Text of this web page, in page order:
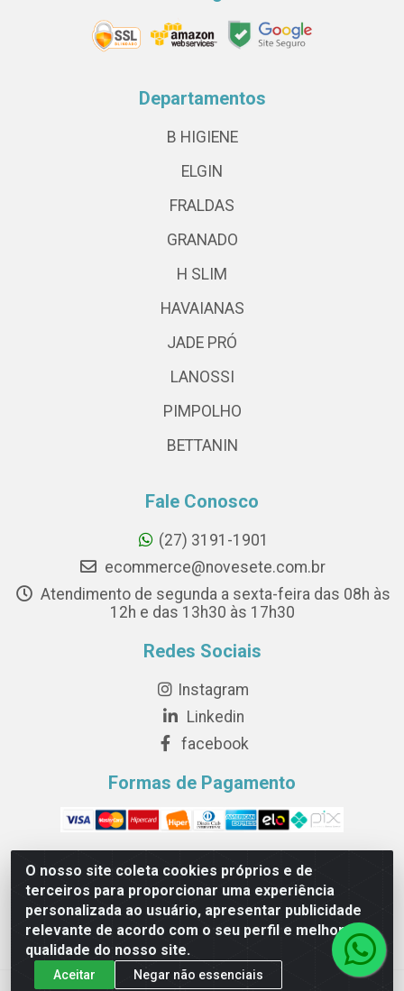
O nosso site coleta cookies próprios e de
terceiros para proporcionar uma experiência
personalizada ao usuário, apresentar publicidade
relevante de acordo com o seu perfil e melhorar a
qualidade do nosso site.
Aceitar Negar não essenciais
Departamentos
B HIGIENE
ELGIN
FRALDAS
GRANADO
H SLIM
HAVAIANAS
JADE PRÓ
LANOSSI
PIMPOLHO
BETTANIN
Fale Conosco
(27) 3191-1901
ecommerce@novesete.com.br
Atendimento de segunda a sexta-feira das 08h às
12h e das 13h30 às 17h30
Redes Sociais
Instagram
Linkedin
facebook
Formas de Pagamento
Novesete Distribuidora LTDA - Avenida Setecentos, S/N,
Terminal Intermodal da Serra, Serra/ES - CEP 29161-414 -
CNPJ 29.479.604/0001-44